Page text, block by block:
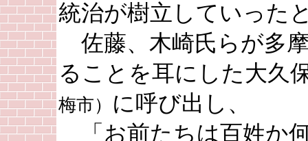
統治が樹立していった
佐藤、木崎氏らが多
ることを耳にした大久
梅市） に呼び出し、
「お前たちは百姓か